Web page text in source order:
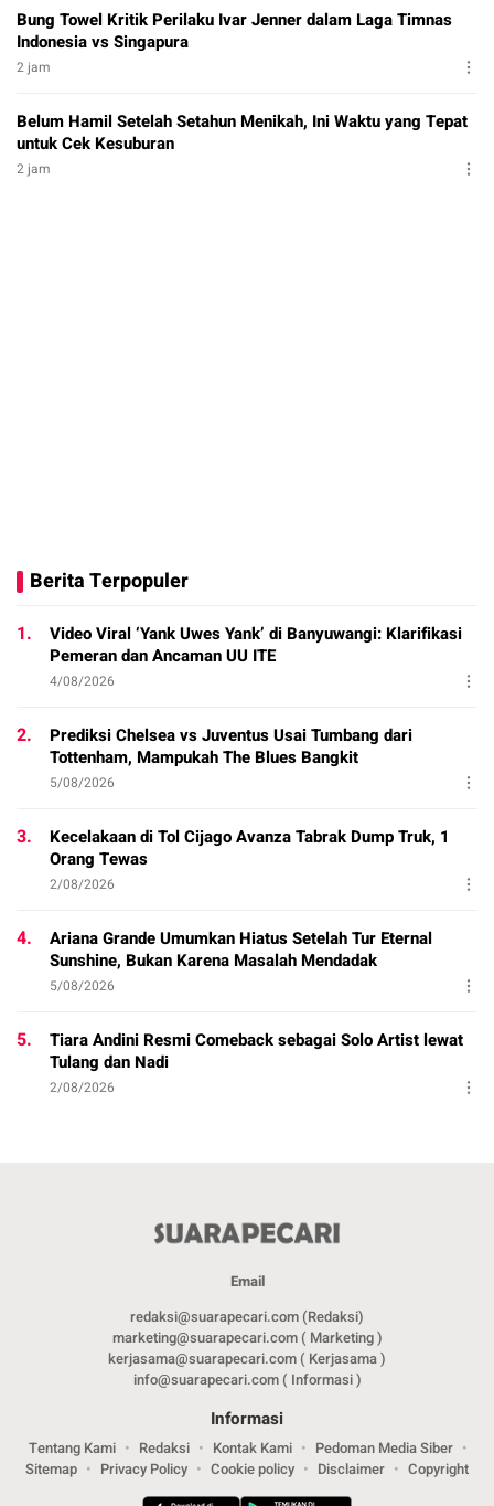
Bung Towel Kritik Perilaku Ivar Jenner dalam Laga Timnas
Indonesia vs Singapura
2 jam
Belum Hamil Setelah Setahun Menikah, Ini Waktu yang Tepat
untuk Cek Kesuburan
2 jam
Berita Terpopuler
1.
Video Viral ‘Yank Uwes Yank’ di Banyuwangi: Klarifikasi
Pemeran dan Ancaman UU ITE
4/08/2026
2.
Prediksi Chelsea vs Juventus Usai Tumbang dari
Tottenham, Mampukah The Blues Bangkit
5/08/2026
3.
Kecelakaan di Tol Cijago Avanza Tabrak Dump Truk, 1
Orang Tewas
2/08/2026
4.
Ariana Grande Umumkan Hiatus Setelah Tur Eternal
Sunshine, Bukan Karena Masalah Mendadak
5/08/2026
5.
Tiara Andini Resmi Comeback sebagai Solo Artist lewat
Tulang dan Nadi
2/08/2026
Email
redaksi@suarapecari.com (Redaksi)
marketing@suarapecari.com ( Marketing )
kerjasama@suarapecari.com ( Kerjasama )
info@suarapecari.com ( Informasi )
Informasi
Tentang Kami Redaksi Kontak Kami
Pedoman Media Siber
Sitemap
Privacy Policy Cookie policy Disclaimer Copyright